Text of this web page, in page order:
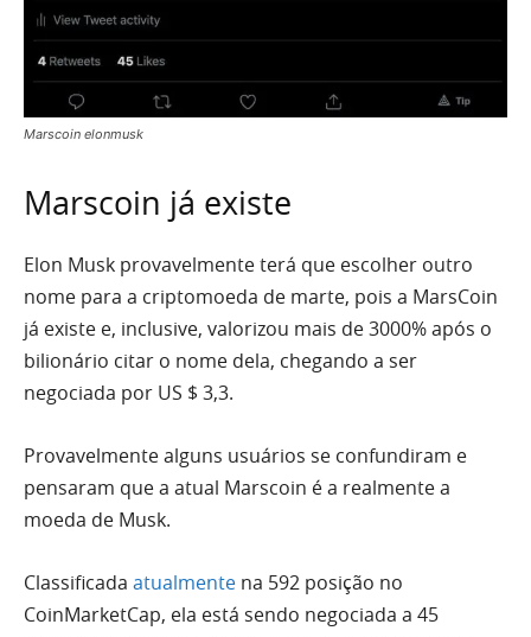
Marscoin elonmusk
Marscoin já existe
Elon Musk provavelmente terá que escolher outro
nome para a criptomoeda de marte, pois a MarsCoin
já existe e, inclusive, valorizou mais de 3000% após o
bilionário citar o nome dela, chegando a ser
negociada por US $ 3,3.
Provavelmente alguns usuários se confundiram e
pensaram que a atual Marscoin é a realmente a
moeda de Musk.
Classificada atualmente na 592 posição no
CoinMarketCap, ela está sendo negociada a 45